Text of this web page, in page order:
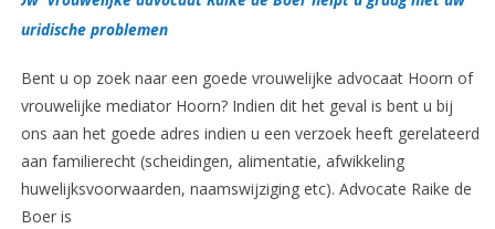
juridische problemen
Bent u op zoek naar een goede vrouwelijke advocaat Hoorn of
vrouwelijke mediator Hoorn? Indien dit het geval is bent u bij
ons aan het goede adres indien u een verzoek heeft gerelateerd
aan familierecht (scheidingen, alimentatie, afwikkeling
huwelijksvoorwaarden, naamswijziging etc). Advocate Raike de
Boer is